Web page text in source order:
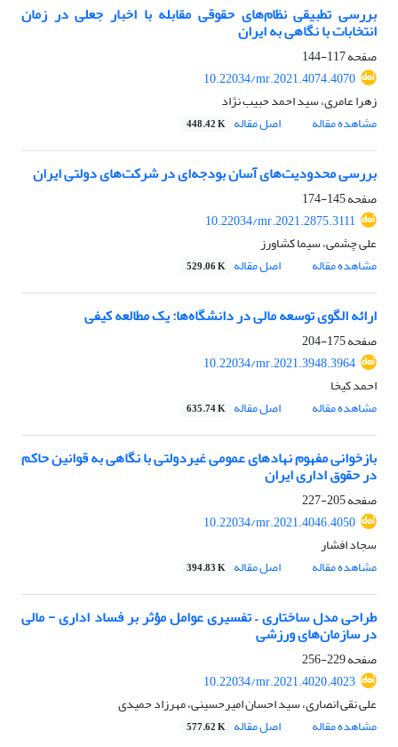
بررسی تطبیقی نظام‌های حقوقی مقابله با اخبار جعلی در زمان
انتخابات با نگاهی به ایران
صفحه117-144
10.22034/mr.2021.4074.4070
زهرا عامری، سید احمد حبیب نژاد
مشاهده مقاله
اصل مقاله 448.42 K
بررسی محدودیت‌های آسان بودجه‌ای در شرکت‌های دولتی ایران
صفحه145-174
10.22034/mr.2021.2875.3111
علی چشمی، سیما کشاورز
مشاهده مقاله
اصل مقاله 529.06 K
ارائه الگوی توسعه‌ مالی در دانشگاه‌ها: یک مطالعه کیفی
صفحه175-204
10.22034/mr.2021.3948.3964
احمد کیخا
مشاهده مقاله
اصل مقاله 635.74 K
بازخوانی مفهوم نهادهای عمومی غیردولتی با نگاهی به قوانین حاکم
در حقوق اداری ایران
صفحه205-227
10.22034/mr.2021.4046.4050
سجاد افشار
مشاهده مقاله
اصل مقاله 394.83 K
طراحی مدل ساختاری – تفسیری عوامل مؤثر بر فساد اداری - مالی
در سازمان‏‌های ورزشی
صفحه229-256
10.22034/mr.2021.4020.4023
علی نقی انصاری، سید احسان امیرحسینی، مهرزاد حمیدی
مشاهده مقاله
اصل مقاله 577.62 K